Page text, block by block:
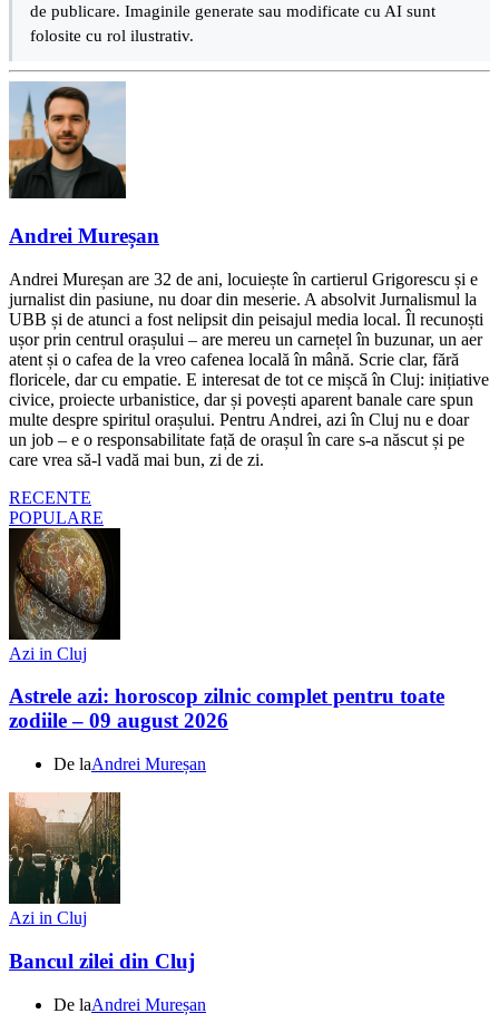
de publicare. Imaginile generate sau modificate cu AI sunt
folosite cu rol ilustrativ.
Andrei Mureșan
Andrei Mureșan are 32 de ani, locuiește în cartierul Grigorescu și e
jurnalist din pasiune, nu doar din meserie. A absolvit Jurnalismul la
UBB și de atunci a fost nelipsit din peisajul media local. Îl recunoști
ușor prin centrul orașului – are mereu un carnețel în buzunar, un aer
atent și o cafea de la vreo cafenea locală în mână. Scrie clar, fără
floricele, dar cu empatie. E interesat de tot ce mișcă în Cluj: inițiative
civice, proiecte urbanistice, dar și povești aparent banale care spun
multe despre spiritul orașului. Pentru Andrei, azi în Cluj nu e doar
un job – e o responsabilitate față de orașul în care s-a născut și pe
care vrea să-l vadă mai bun, zi de zi.
RECENTE
POPULARE
Azi in Cluj
Astrele azi: horoscop zilnic complet pentru toate
zodiile – 09 august 2026
De laAndrei Mureșan
Azi in Cluj
Bancul zilei din Cluj
De laAndrei Mureșan